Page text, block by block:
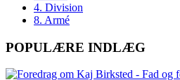
4. Division
8. Armé
POPULÆRE INDLÆG